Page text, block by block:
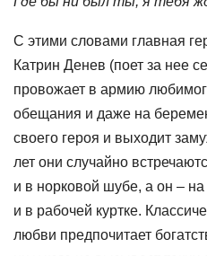
С этими словами главная
Катрин Денев (поет за нее
провожает в армию
обещания и даже на
своего героя и выходит
лет они случайно
и в норковой шубе, а он –
и в рабочей куртке.
любви предпочитает